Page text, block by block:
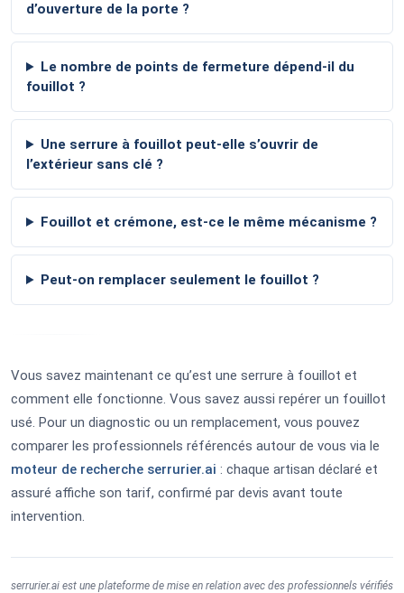
d’ouverture de la porte ?
Le nombre de points de fermeture dépend-il du
fouillot ?
Une serrure à fouillot peut-elle s’ouvrir de
l’extérieur sans clé ?
Fouillot et crémone, est-ce le même mécanisme ?
Peut-on remplacer seulement le fouillot ?
Vous savez maintenant ce qu’est une serrure à fouillot et
comment elle fonctionne. Vous savez aussi repérer un fouillot
usé. Pour un diagnostic ou un remplacement, vous pouvez
comparer les professionnels référencés autour de vous via le
moteur de recherche serrurier.ai : chaque artisan déclaré et
assuré affiche son tarif, confirmé par devis avant toute
intervention.
serrurier.ai est une plateforme de mise en relation avec des professionnels vérifiés